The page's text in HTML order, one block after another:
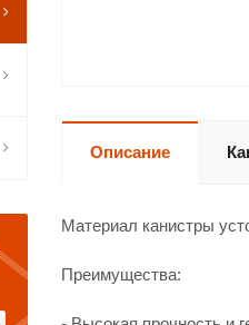
Описание
Материал канистры
Преимущества: